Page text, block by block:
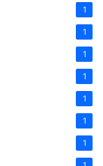
1
1
1
1
1
1
1